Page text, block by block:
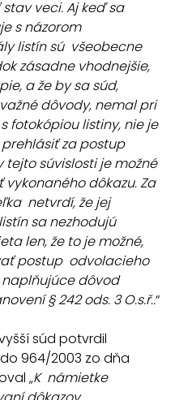
veci. Aj keď sa
s názorom
listín sú  všeobecne
zásadne vhodnejšie,
a že by sa súd,
dôvody, nemal pri
fotokópiou listiny, nie je
za postup
tejto súvislosti je možné
vykonaného dôkazu. Za
netvrdí, že jej
sa nezhodujú
len, že to je možné,
postup  odvolacieho
dôvod
§ 242 ods. 3 O.s.ř..“
súd potvrdil
964/2003 zo dňa
„K  námietke